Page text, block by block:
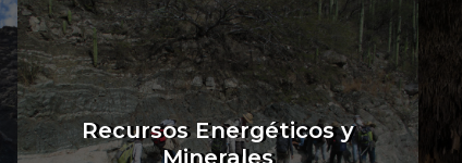
Recursos Energéticos y
Minerales